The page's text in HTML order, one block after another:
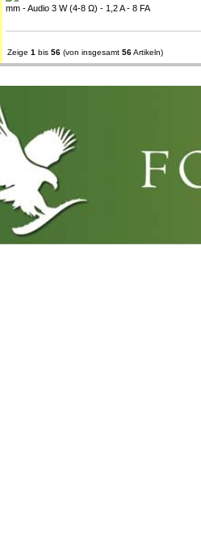
Zeige 1 bis 56 (von insgesamt 56Artikeln)